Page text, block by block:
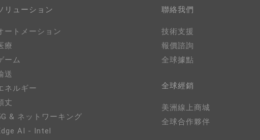
リューション
ートメーション
療
ーム
送
ネルギー
丈
& ネットワーキング
AI - Intel
聯絡我們
技術支援
報價諮詢
全球據點
全球經銷
美洲線上商城
全球合作夥伴